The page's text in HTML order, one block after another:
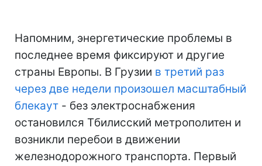
Напомним, энергетические проблемы в
последнее время фиксируют и другие
страны Европы. В Грузии в третий раз
через две недели произошел масштабный
блекаут - без электроснабжения
остановился Тбилисский метрополитен и
возникли перебои в движении
железнодорожного транспорта. Первый